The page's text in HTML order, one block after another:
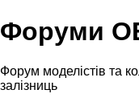
Форуми
Форум моделістів та
залізниць